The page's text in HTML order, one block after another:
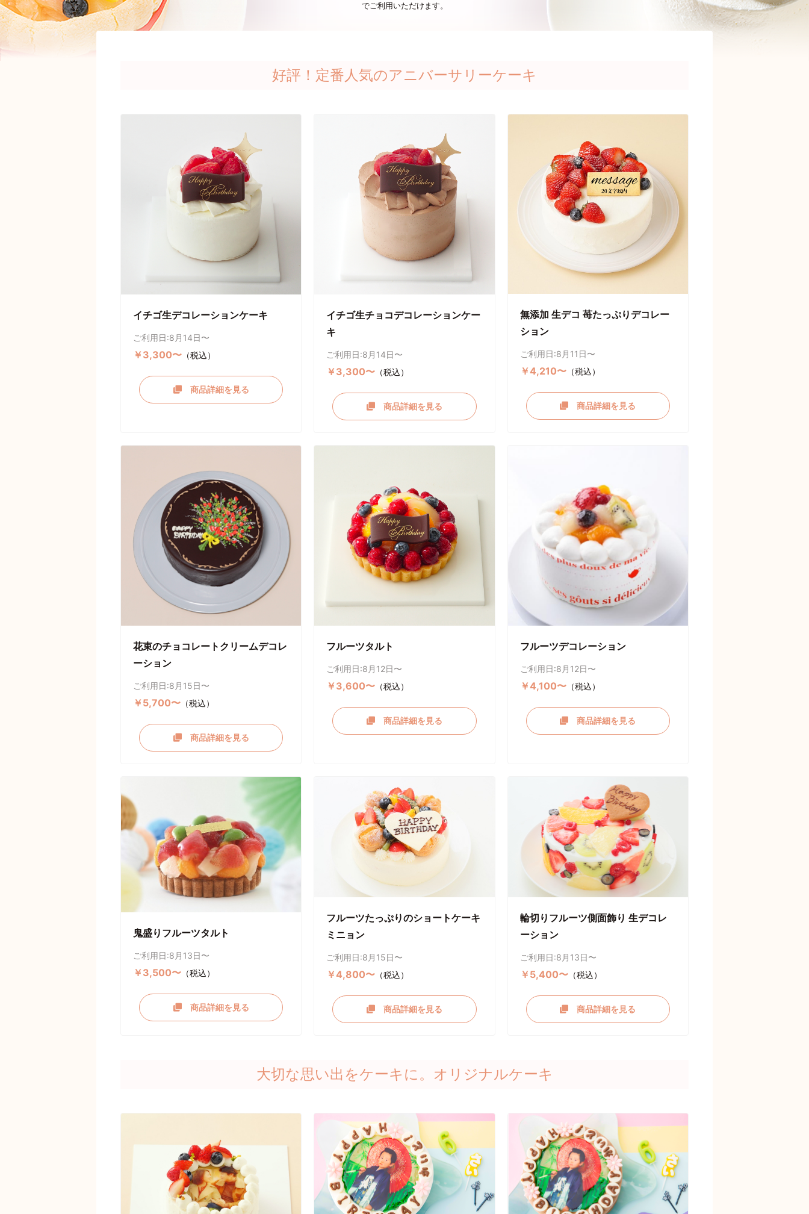
でご利用いただけます。
好評！定番人気のアニバーサリーケーキ
イチゴ生デコレーションケーキ
ご利用日:8月14日〜
￥3,300〜 （税込）
商品詳細を見る
イチゴ生チョコデコレーションケー
キ
ご利用日:8月14日〜
￥3,300〜 （税込）
商品詳細を見る
無添加 生デコ 苺たっぷりデコレー
ション
ご利用日:8月11日〜
￥4,210〜（税込）
商品詳細を見る
花束のチョコレートクリームデコレ
ーション
ご利用日:8月15日〜
￥5,700〜 （税込）
商品詳細を見る
フルーツタルト
ご利用日:8月12日〜
￥3,600〜 （税込）
商品詳細を見る
フルーツデコレーション
ご利用日:8月12日〜
￥4,100〜（税込）
商品詳細を見る
鬼盛りフルーツタルト
ご利用日:8月13日〜
￥3,500〜 （税込）
商品詳細を見る
フルーツたっぷりのショートケーキ
ミニョン
ご利用日:8月15日〜
￥4,800〜 （税込）
商品詳細を見る
輪切りフルーツ側面飾り 生デコレ
ーション
ご利用日:8月13日〜
￥5,400〜（税込）
商品詳細を見る
大切な思い出をケーキに。オリジナルケーキ